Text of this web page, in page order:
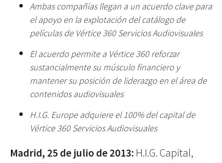
Ambas compañías llegan a un acuerdo clave para
el apoyo en la explotación del catálogo de
películas de Vértice 360 Servicios Audiovisuales
El acuerdo permite a Vértice 360 reforzar
sustancialmente su músculo financiero y
mantener su posición de liderazgo en el área de
contenidos audiovisuales
H.I.G. Europe adquiere el 100% del capital de
Vértice 360 Servicios Audiovisuales
Madrid, 25 de julio de 2013: H.I.G. Capital,